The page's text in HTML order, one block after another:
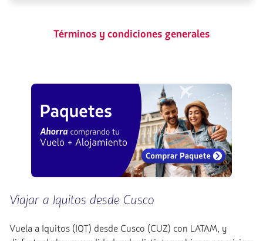
Términos y condiciones generales
Viajar a Iquitos desde Cusco
Vuela a Iquitos (IQT) desde Cusco (CUZ) con LATAM, y